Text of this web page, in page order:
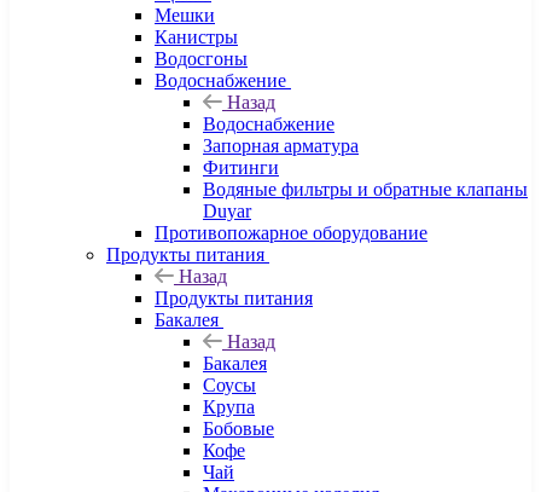
Мешки
Канистры
Водосгоны
Водоснабжение
Назад
Водоснабжение
Запорная арматура
Фитинги
Водяные фильтры и обратные клапаны
Duyar
Противопожарное оборудование
Продукты питания
Назад
Продукты питания
Бакалея
Назад
Бакалея
Соусы
Крупа
Бобовые
Кофе
Чай